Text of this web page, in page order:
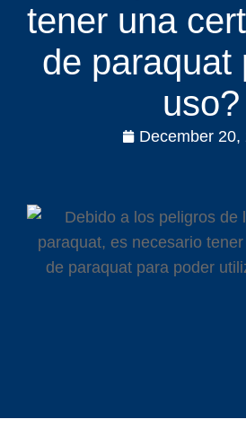
tener una
de paraquat
uso?
December 20,